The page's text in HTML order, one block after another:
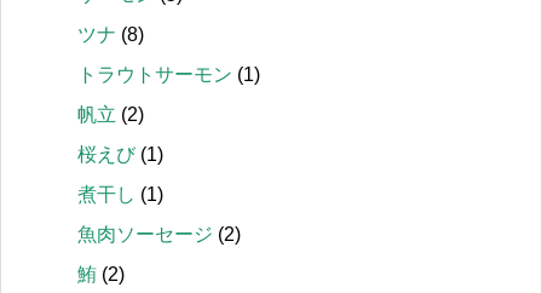
ツナ (8)
トラウトサーモン (1)
帆立 (2)
桜えび(1)
煮干し (1)
魚肉ソーセージ (2)
鮪 (2)